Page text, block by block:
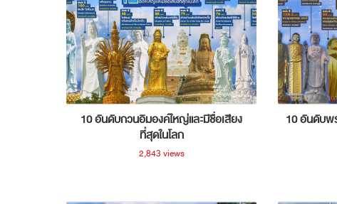
10 อันดับกวนอิมองค์ใหญ่และมีชื่อเสียง
ที่สุดในโลก
2,843 views
10 อันดับพ